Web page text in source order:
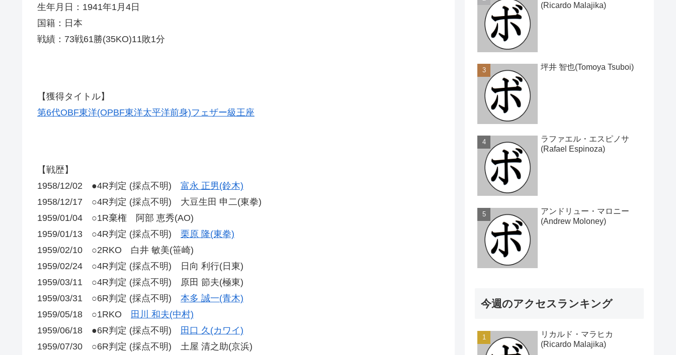
生年月日：1941年1月4日
国籍：日本
戦績：73戦61勝(35KO)11敗1分
【獲得タイトル】
第6代OBF東洋(OPBF東洋太平洋前身)フェザー級王座
【戦歴】
1958/12/02 ●4R判定 (採点不明) 富永 正男(鈴木)
1958/12/17 ○4R判定 (採点不明) 大豆生田 申二(東拳)
1959/01/04 ○1R棄権 阿部 恵秀(AO)
1959/01/13 ○4R判定 (採点不明) 栗原 隆(東拳)
1959/02/10 ○2RKO 白井 敏美(笹崎)
1959/02/24 ○4R判定 (採点不明) 日向 利行(日東)
1959/03/11 ○4R判定 (採点不明) 原田 節夫(極東)
1959/03/31 ○6R判定 (採点不明) 本多 誠一(青木)
1959/05/18 ○1RKO
田川 和夫(中村)
1959/06/18 ●6R判定 (採点不明)
田口 久(カワイ)
1959/07/30 ○6R判定 (採点不明) 土屋 清之助(京浜)
(Ricardo Malajika)
坪井 智也(Tomoya Tsuboi)
ラファエル・エスピノサ
(Rafael Espinoza)
アンドリュー・マロニー
(Andrew Moloney)
今週のアクセスランキング
リカルド・マラヒカ
(Ricardo Malajika)